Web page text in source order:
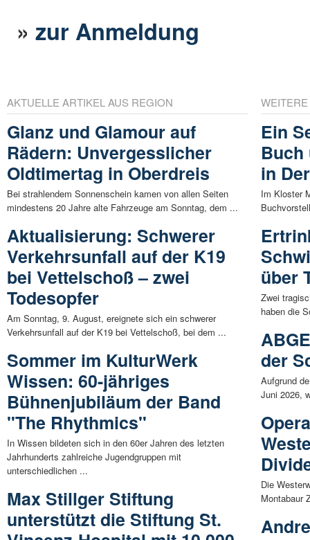
»zur Anmeldung
AKTUELLE ARTIKEL AUS REGION
Glanz und Glamour auf
Rädern: Unvergesslicher
Oldtimertag in Oberdreis
Bei strahlendem Sonnenschein kamen von allen Seiten
mindestens 20 Jahre alte Fahrzeuge am Sonntag, dem ...
Aktualisierung: Schwerer
Verkehrsunfall auf der K19
bei Vettelschoß – zwei
Todesopfer
Am Sonntag, 9. August, ereignete sich ein schwerer
Verkehrsunfall auf der K19 bei Vettelschoß, bei dem ...
Sommer im KulturWerk
Wissen: 60-jähriges
Bühnenjubiläum der Band
"The Rhythmics"
In Wissen bildeten sich in den 60er Jahren des letzten
Jahrhunderts zahlreiche Jugendgruppen mit
unterschiedlichen ...
Max Stillger Stiftung
unterstützt die Stiftung St.
Ein
Buch
in
Im Kloster
über
Zwei
haben die
der
Aufgrund
Juni 2026,
Die
Montabaur